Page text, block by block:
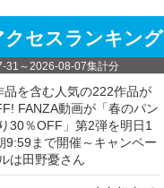
クセスランキング
31 ～2026-08-07集計分
品を含む人気の222作品が
FANZA動画が「春のパン
30％OFF」第2弾を明日1
9:59まで開催～キャンペー
は田野憂さん